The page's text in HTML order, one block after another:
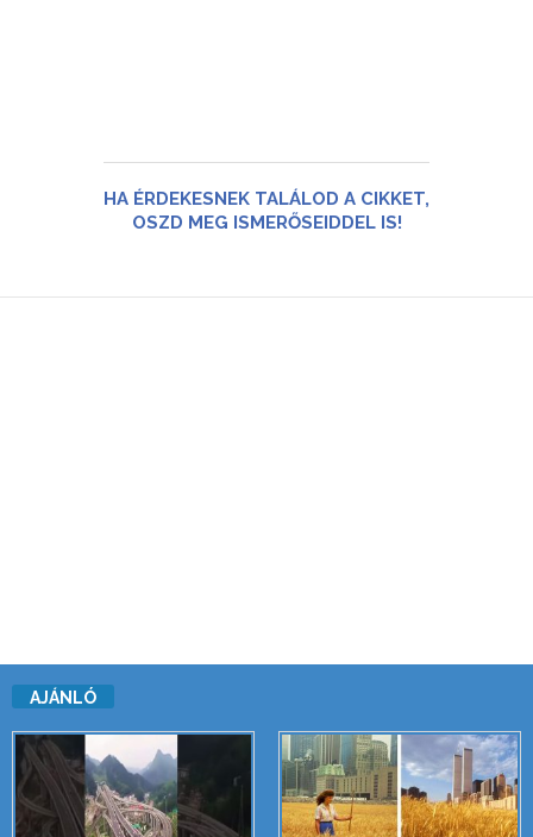
HA ÉRDEKESNEK TALÁLOD A CIKKET,
OSZD MEG ISMERŐSEIDDEL IS!
AJÁNLÓ